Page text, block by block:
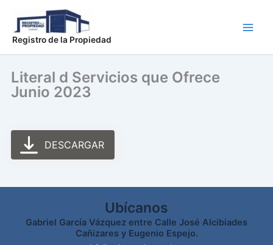
contenido
Registro de la Propiedad
Literal d Servicios que Ofrece
Junio 2023
DESCARGAR
Ubícanos
Gabriel García Vázquez entre Calle José Alcibiades
Cañizares y Eugenio Espejo.